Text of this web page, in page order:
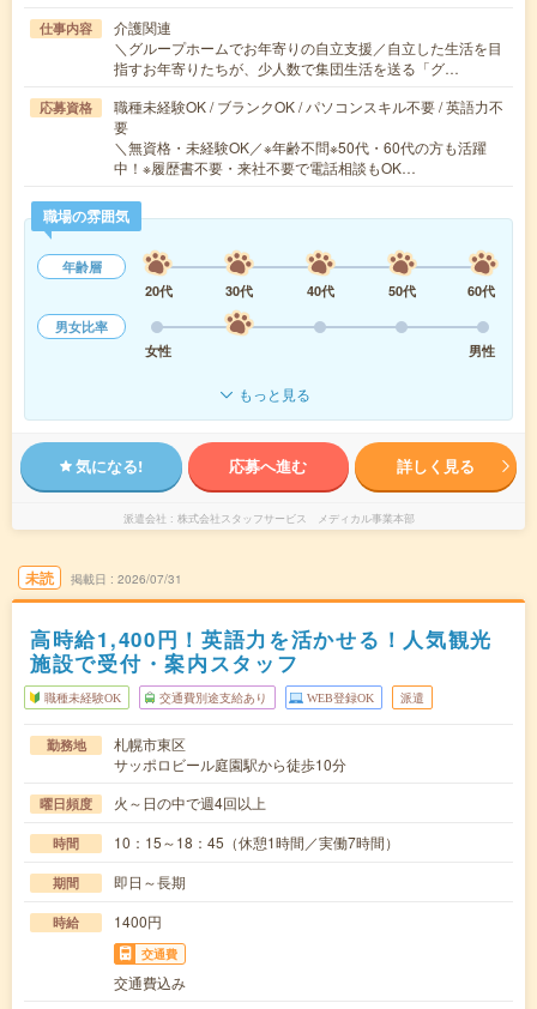
仕事内容
介護関連
＼グループホームでお年寄りの自立支援／自立した生活を目
指すお年寄りたちが、少人数で集団生活を送る「グ…
応募資格
職種未経験OK / ブランクOK / パソコンスキル不要 / 英語力不
要
＼無資格・未経験OK／※年齢不問※50代・60代の方も活躍
中！※履歴書不要・来社不要で電話相談もOK…
職場の雰囲気
年齢層
20代
30代 40代 50代
60代
男女比率
女性
男性
もっと見る
気になる! 応募へ進む 詳しく見る
派遣会社 株式会社スタッフサービス メディカル事業本部
未読 掲載日 2026/07/31
高時給1,400円！英語力を活かせる！人気観光
施設で受付・案内スタッフ
職種未経験OK 交通費別途支給あり WEB登録OK 派遣
勤務地
札幌市東区
サッポロビール庭園駅から徒歩10分
曜日頻度 火～日の中で週4回以上
時間 10：15～18：45（休憩1時間／実働7時間）
期間 即日～長期
時給 1400円
交通費
交通費込み